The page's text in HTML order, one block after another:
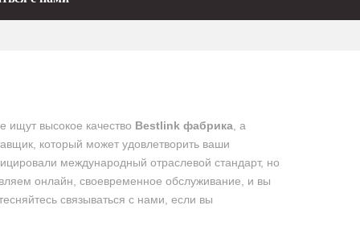
ищут высокое качество Bestlink фабрика , а
который может удовлетворить ваши
международный отраслевой стандарт, но
онлайн, своевременное обслуживание, и вы
связываться с нами, если вы